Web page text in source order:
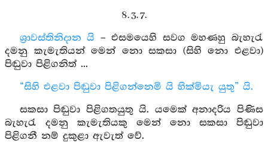
8. 3. 7.
ශ්‍රාවස්තිනිදාන යි – එසමයෙහි සවග මහණහු බැහැරැ
දමනු කැමැතියන් මෙන් නො සකසා (සිහි නො එළවා)
පිඬුවා පිළිගනිත් ...
“සිහි එළවා පිඬුවා පිළිගන්නෙමි යි හික්මියැ යුතු” යි.
සකසා පිඬුවා පිළිගතයුතු යි. යමෙක් අනාදරිය පිණිස
බැහැරැ දමනු කැමැතියකු මෙන් නො සකසා පිඬුවා
පිළිගනී නම් දුකුළා ඇවැත් වේ.